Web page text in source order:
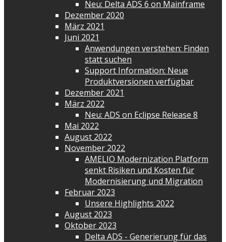
Neu: Delta ADS 6 on Mainframe
Dezember 2020
März 2021
Juni 2021
Anwendungen verstehen: Finden
statt suchen
Support Information: Neue
Produktversionen verfügbar
Dezember 2021
März 2022
Neu: ADS on Eclipse Release 8
Mai 2022
August 2022
November 2022
AMELIO Modernization Platform
senkt Risiken und Kosten für
Modernisierung und Migration
Februar 2023
Unsere Highlights 2022
August 2023
Oktober 2023
Delta ADS - Generierung für das